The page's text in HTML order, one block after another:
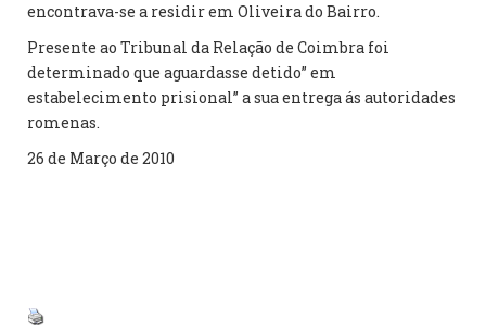
encontrava-se a residir em Oliveira do Bairro.
Presente ao Tribunal da Relação de Coimbra foi
determinado que aguardasse detido” em
estabelecimento prisional” a sua entrega ás autoridades
romenas.
26 de Março de 2010